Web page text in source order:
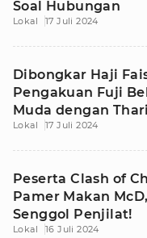
Soal Hubungan
Lokal 17 Juli 2024
Dibongkar Haji
Pengakuan Fuji
Muda dengan
Lokal 17 Juli 2024
Peserta Clash of
Pamer Makan
Senggol Penjilat!
Lokal 16 Juli 2024